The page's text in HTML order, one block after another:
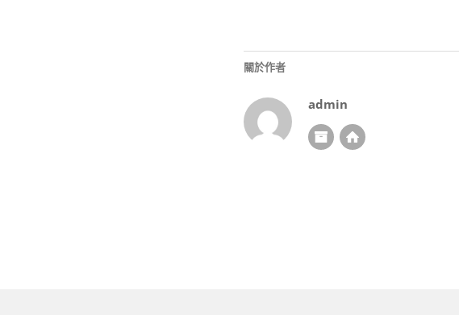
關於作者
admin